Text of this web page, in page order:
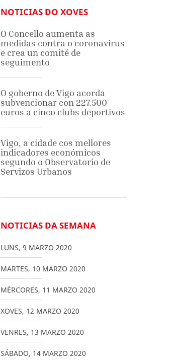
NOTICIAS DO XOVES
O Concello aumenta as
medidas contra o coronavirus
e crea un comité de
seguimento
O goberno de Vigo acorda
subvencionar con 227.500
euros a cinco clubs deportivos
Vigo, a cidade cos mellores
indicadores económicos
segundo o Observatorio de
Servizos Urbanos
NOTICIAS DA SEMANA
LUNS, 9 MARZO 2020
MARTES, 10 MARZO 2020
MÉRCORES, 11 MARZO 2020
XOVES, 12 MARZO 2020
VENRES, 13 MARZO 2020
SÁBADO, 14 MARZO 2020